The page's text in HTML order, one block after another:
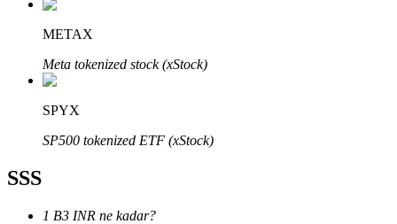
Bitrue İş Ortağı
METAX
Meta tokenized stock (xStock)
SPYX
SP500 tokenized ETF (xStock)
SSS
1 B3 INR ne kadar?